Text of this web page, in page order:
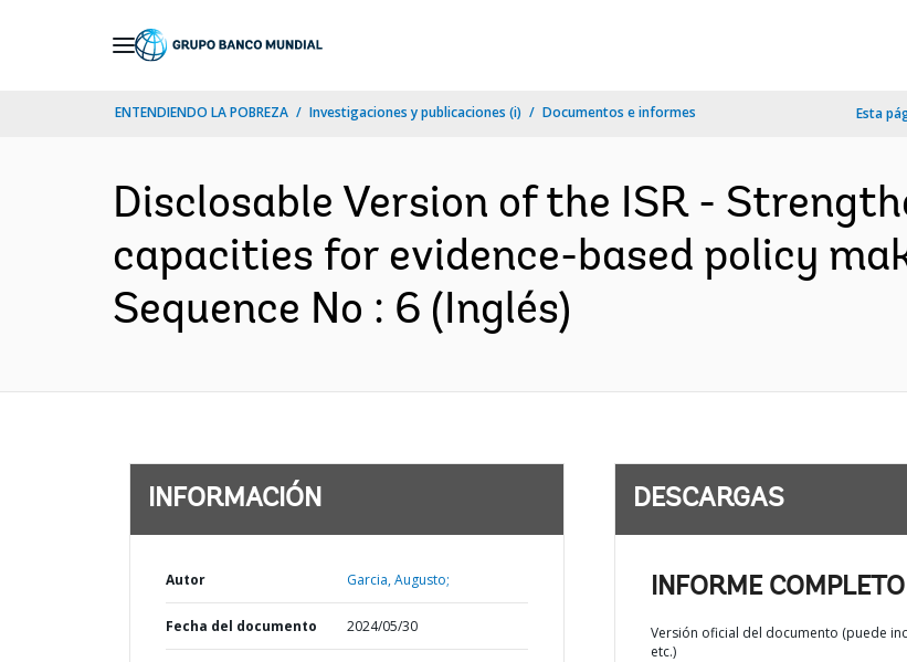
ENTENDIENDO LA POBREZA Investigaciones y publicaciones (i) Documentos e informes Esta
Disclosable Version of the ISR -
capacities for evidence-based policy
Sequence No : 6 (Inglés)
INFORMACIÓN
Autor Garcia, Augusto;
Fecha del documento 2024/05/30
DESCARGAS
INFORME COMPLETO
Versión oficial del documento (puede
etc.)